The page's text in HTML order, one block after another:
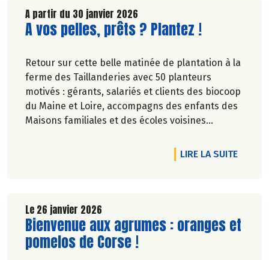
A partir du 30 janvier 2026
Lire la suite de l'article
A vos pelles, prêts ? Plantez !
Retour sur cette belle matinée de plantation à la
ferme des Taillanderies avec 50 planteurs
motivés : gérants, salariés et clients des biocoop
du Maine et Loire, accompagns des enfants des
Maisons familiales et des écoles voisines...
LIRE LA SUITEDE
Le 26 janvier 2026
Lire la suite de l'article
Bienvenue aux agrumes : oranges et
pomelos de Corse !